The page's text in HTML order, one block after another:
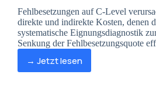
Fehlbesetzungen auf C-Level
direkte und indirekte Kosten, denen
systematische Eignungsdiagnostik
Senkung der Fehlbesetzungsquote
→ Jetzt lesen
Was